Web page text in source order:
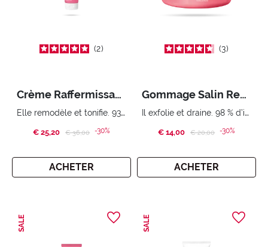
2
Crème Raffermissante et Amincissante Re-Shape My Body
Elle remodèle et tonifie. 93% d’ingrédients d’origine naturelle
€ 25,20 Price reduced from
€ 36,00to-30%
ACHETER
3
Gommage Salin Remodelant Scrub Me
Il exfolie et draine. 98 % d’ingrédients d’origine naturelle
€ 14,00 Price reduced from
€ 20,00to-30%
ACHETER
SALE SALE